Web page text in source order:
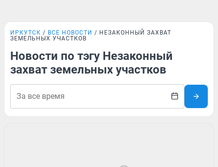
ИРКУТСК ВСЕ НОВОСТИ
НЕЗАКОННЫЙ ЗАХВАТ
ЗЕМЕЛЬНЫХ УЧАСТКОВ
Новости по тэгу Незаконный
захват земельных участков